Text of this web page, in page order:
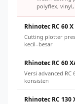
polyflex,
Rhinotec RC 60 X
Cutting plotter
kecil–besar
Rhinotec RC 60
Versi advanced
konsisten
Rhinotec RC 130